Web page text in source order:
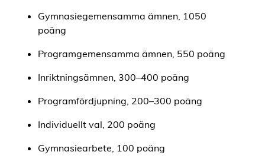
Gymnasiegemensamma ämnen, 1050
poäng
Programgemensamma ämnen, 550 poäng
Inriktningsämnen, 300–400 poäng
Programfördjupning, 200–300 poäng
Individuellt val, 200 poäng
Gymnasiearbete, 100 poäng